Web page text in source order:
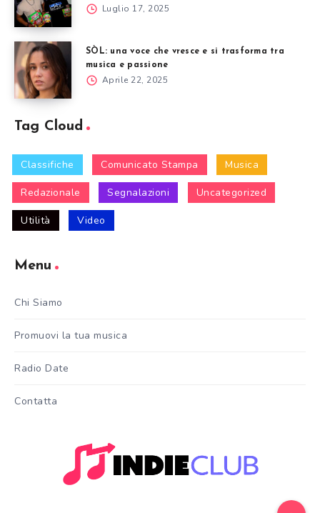
Luglio 17, 2025
SÒL: una voce che vresce e si trasforma tra
musica e passione
Aprile 22, 2025
Tag Cloud
Classifiche Comunicato Stampa Musica
Redazionale Segnalazioni Uncategorized
Utilità Video
Menu
Chi Siamo
Promuovi la tua musica
Radio Date
Contatta